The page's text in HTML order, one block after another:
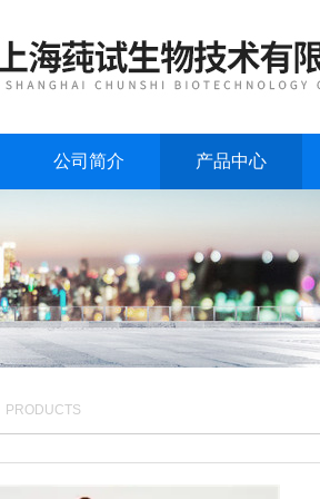
公司简介 产品中心
PRODUCTS